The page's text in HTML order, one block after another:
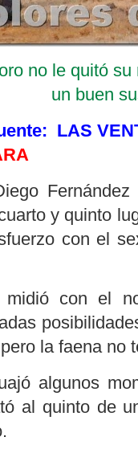
no le quitó
un buen
LAS
y quinto
con el
midió con el
la faena no
algunos
al quinto de